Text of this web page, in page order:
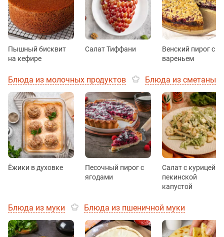
Пышный бисквит
на кефире
Салат Тиффани
Венский пирог с
вареньем
Блюда из молочных продуктов Блюда из сметаны
Ёжики в духовке
Песочный пирог с
ягодами
Салат с курицей и
пекинской
капустой
Блюда из муки Блюда из пшеничной муки